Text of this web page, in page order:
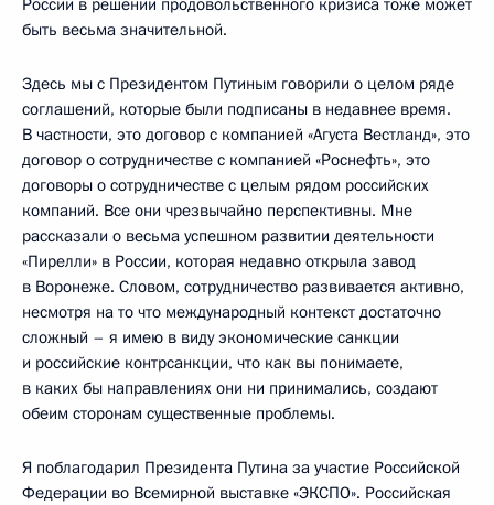
быть весьма значительной.
Здесь мы с Президентом Путиным говорили о целом ряде
соглашений, которые были подписаны в недавнее время.
В частности, это договор с компанией «Агуста Вестланд», это
договор о сотрудничестве с компанией «Роснефть», это
договоры о сотрудничестве с целым рядом российских
компаний. Все они чрезвычайно перспективны. Мне
рассказали о весьма успешном развитии деятельности
«Пирелли» в России, которая недавно открыла завод
в Воронеже. Словом, сотрудничество развивается активно,
несмотря на то что международный контекст достаточно
сложный – я имею в виду экономические санкции
и российские контрсанкции, что как вы понимаете,
в каких бы направлениях они ни принимались, создают
обеим сторонам существенные проблемы.
Я поблагодарил Президента Путина за участие Российской
Федерации во Всемирной выставке «ЭКСПО». Российская